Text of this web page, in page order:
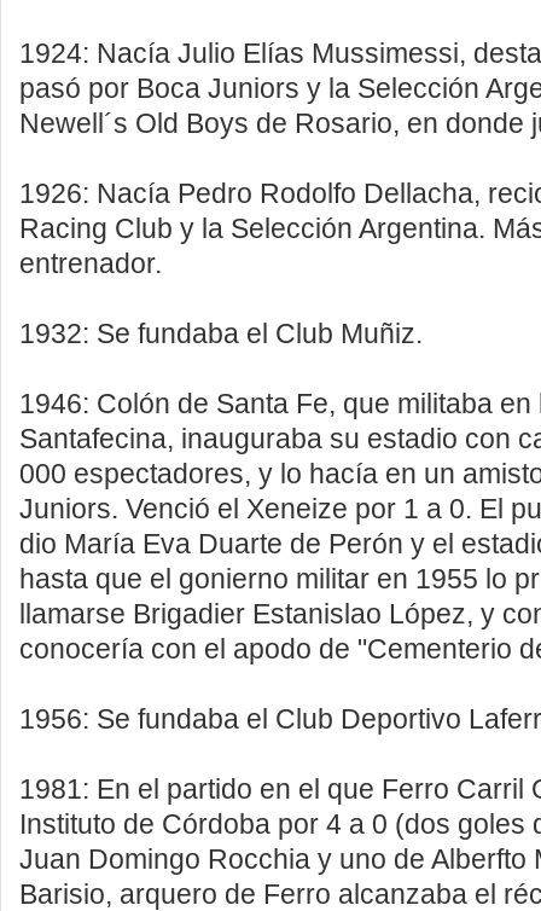
1924: Nacía Julio Elías Mussimessi,
pasó por Boca Juniors y la Selección
Newell´s Old Boys de Rosario, en donde
1926: Nacía Pedro Rodolfo Dellacha,
Racing Club y la Selección Argentina.
entrenador.
1932: Se fundaba el Club Muñiz.
1946: Colón de Santa Fe, que militaba en
Santafecina, inauguraba su estadio con
000 espectadores, y lo hacía en un
Juniors. Venció el Xeneize por 1 a 0. El
dio María Eva Duarte de Perón y el
hasta que el gonierno militar en 1955 lo
llamarse Brigadier Estanislao López, y
conocería con el apodo de "Cementerio
1956: Se fundaba el Club Deportivo
1981: En el partido en el que Ferro Carril
Instituto de Córdoba por 4 a 0 (dos goles
Juan Domingo Rocchia y uno de Alberfto
Barisio, arquero de Ferro alcanzaba el